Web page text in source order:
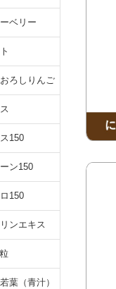
ベリー
ろしりんご
150
ン150
150
ンエキス
葉（青汁）